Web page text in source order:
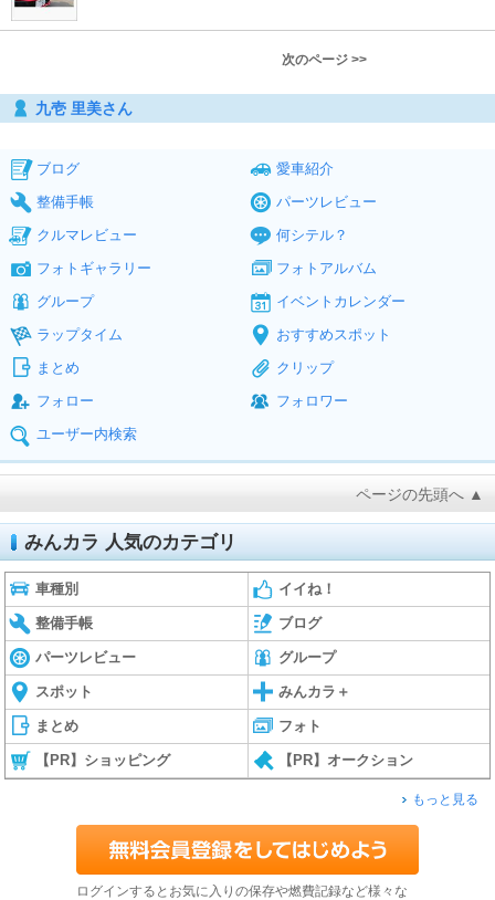
次のページ >>
九壱 里美さん
ブログ
愛車紹介
整備手帳
パーツレビュー
クルマレビュー
何シテル？
フォトギャラリー
フォトアルバム
グループ
イベントカレンダー
ラップタイム
おすすめスポット
まとめ
クリップ
フォロー
フォロワー
ユーザー内検索
ページの先頭へ ▲
みんカラ 人気のカテゴリ
車種別 イイね！
整備手帳 ブログ
パーツレビュー グループ
スポット みんカラ＋
まとめ フォト
【PR】ショッピング 【PR】オークション
もっと見る
ログインするとお気に入りの保存や燃費記録など様々な